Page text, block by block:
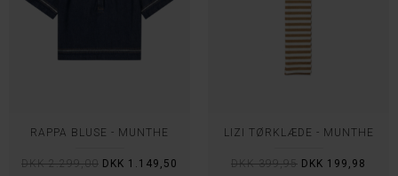
RAPPA BLUSE - MUNTHE
DKK 2.299,00 DKK 1.149,50
LIZI TØRKLÆDE - MUNTHE
DKK 399,95 DKK 199,98